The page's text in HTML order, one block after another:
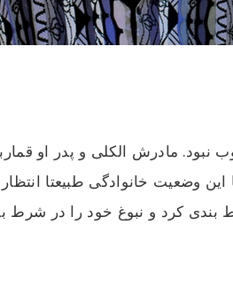
وضعیت خانوادگی طبیعتا